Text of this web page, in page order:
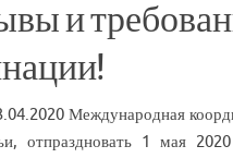
и
Международная
отпраздновать 1 мая